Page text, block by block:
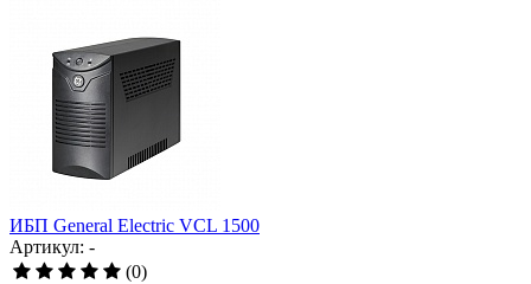
ИБП General Electric VCL 1500
Артикул: -
(0)